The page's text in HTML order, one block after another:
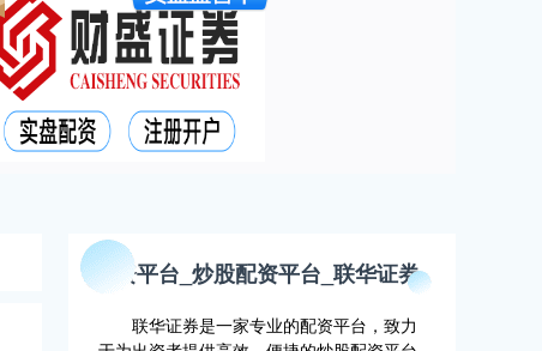
配资平台_炒股配资平台_联华证券
联华证券是一家专业的配资平台，致力